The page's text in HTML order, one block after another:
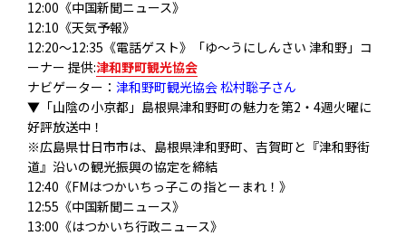
12:00《中国新聞ニュース》
12:10《天気予報》
12:20〜12:35《電話ゲスト》「ゆ〜うにしんさい 津和野」コ
ーナー 提供:津和野町観光協会
ナビゲーター： 津和野町観光協会 松村聡子さん
▼「山陰の小京都」島根県津和野町の魅力を第2・4週火曜に
好評放送中！
※広島県廿日市市は、島根県津和野町、吉賀町と『津和野街
道』沿いの観光振興の協定を締結
12:40《FMはつかいちっ子この指とーまれ！》
12:55《中国新聞ニュース》
13:00《はつかいち行政ニュース》